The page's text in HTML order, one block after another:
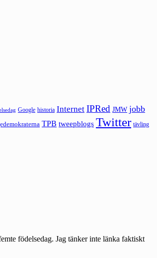
Google historia Internet IPRed JMW jobb
TPB tweepblogs Twitter tävling
födelsedag. Jag tänker inte länka faktiskt